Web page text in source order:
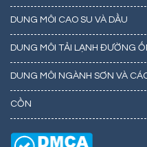
DUNG MÔI CAO SU VÀ DẦU
DUNG MÔI TẢI LẠNH ĐƯỜNG
DUNG MÔI NGÀNH SƠN VÀ
CỒN